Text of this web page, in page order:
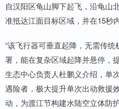
自汉阳区龟山脚下起飞，沿龟山
准抵达江面目标区域，并在15秒
“该飞行器可垂直起降，无需传
署，能在复杂区域起降并悬停，
生态中心负责人杜鹏义介绍，单
遇险者，极大提升单次出动救援
动，为渡江节构建水陆空立体防护